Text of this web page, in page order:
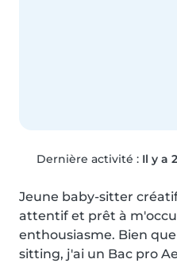
Dernière activité : Il y a
Jeune baby-sitter
attentif et prêt à
enthousiasme. Bien
sitting, j'ai un Bac pro